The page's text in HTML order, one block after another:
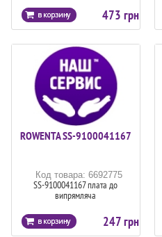
473 грн
ROWENTA SS-9100041167
Код товара: 6692775
SS-9100041167 плата до
випрямляча
247 грн